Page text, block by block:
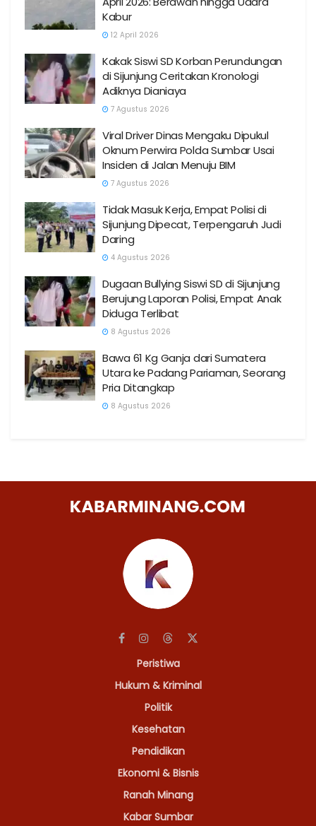
Kabur
12 April 2026
Kakak Siswi SD Korban Perundungan
di Sijunjung Ceritakan Kronologi
Adiknya Dianiaya
7 Agustus 2026
Viral Driver Dinas Mengaku Dipukul
Oknum Perwira Polda Sumbar Usai
Insiden di Jalan Menuju BIM
7 Agustus 2026
Tidak Masuk Kerja, Empat Polisi di
Sijunjung Dipecat, Terpengaruh Judi
Daring
4 Agustus 2026
Dugaan Bullying Siswi SD di Sijunjung
Berujung Laporan Polisi, Empat Anak
Diduga Terlibat
8 Agustus 2026
Bawa 61 Kg Ganja dari Sumatera
Utara ke Padang Pariaman, Seorang
Pria Ditangkap
8 Agustus 2026
Peristiwa
Hukum & Kriminal
Politik
Kesehatan
Pendidikan
Ekonomi & Bisnis
Ranah Minang
Kabar Sumbar